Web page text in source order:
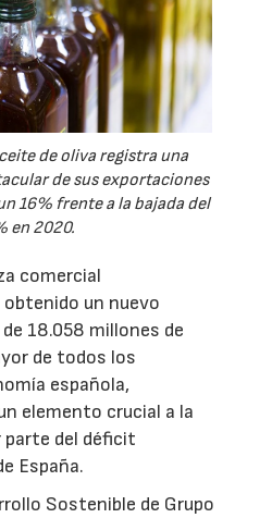
de oliva registra una
de sus exportaciones
16% frente a la bajada del
en 2020.
comercial
un nuevo
18.058 millones de
de todos los
española,
elemento crucial a la
parte del déficit
España.
Sostenible de Grupo